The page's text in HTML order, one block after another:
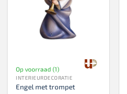
Op voorraad (1)
INTERIEURDECORATIE
Engel met trompet